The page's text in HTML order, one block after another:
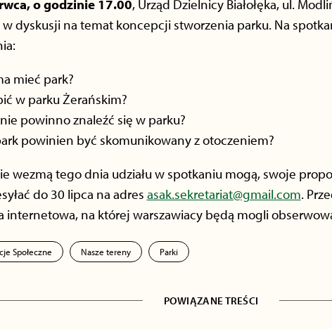
o godzinie 17.00, Urząd Dzielnicy Białołęka, ul.
dyskusji na temat koncepcji stworzenia parku. Na
mieć park?
w parku Żerańskim?
powinno znaleźć się w parku?
powinien być skomunikowany z otoczeniem?
wezmą tego dnia udziału w spotkaniu mogą, swoje
do 30 lipca na adres asak.sekretariat@gmail.com.
internetowa, na której warszawiacy będą mogli
Społeczne Nasze tereny Parki
POWIĄZANE TREŚCI